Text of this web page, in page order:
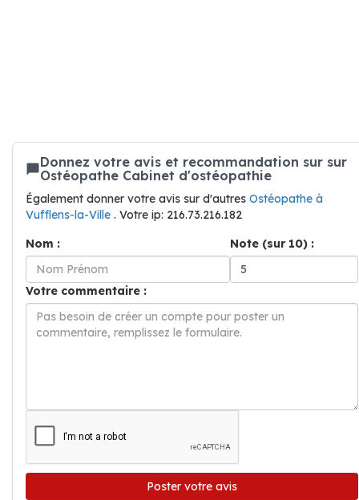
Donnez votre avis et recommandation sur sur
Ostéopathe Cabinet d'ostéopathie
Également donner votre avis sur d'autres Ostéopathe à
Vufflens-la-Ville . Votre ip: 216.73.216.182
Nom :
Note (sur 10) :
Votre commentaire :
Poster votre avis